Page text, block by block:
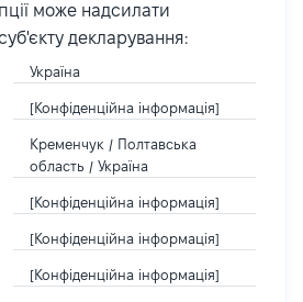
може надсилати
декларування:
Україна
[Конфіденційна інформація]
Кременчук / Полтавська
область / Україна
[Конфіденційна інформація]
[Конфіденційна інформація]
[Конфіденційна інформація]